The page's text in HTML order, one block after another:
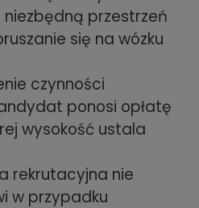
przestrzeń
się na wózku
czynności
ponosi opłatę
wysokość ustala
rekrutacyjna nie
w przypadku